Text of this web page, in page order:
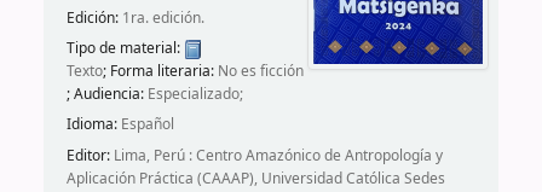
Edición: 1ra. edición.
Tipo de material:
Texto; Forma literaria: No es ficción
; Audiencia: Especializado;
Idioma: Español
Editor: Lima, Perú : Centro Amazónico de Antropología y
Aplicación Práctica (CAAAP), Universidad Católica Sedes